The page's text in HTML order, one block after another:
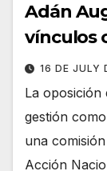
Adán
vínculos
16 DE JULY
La oposición
gestión
una
Acción